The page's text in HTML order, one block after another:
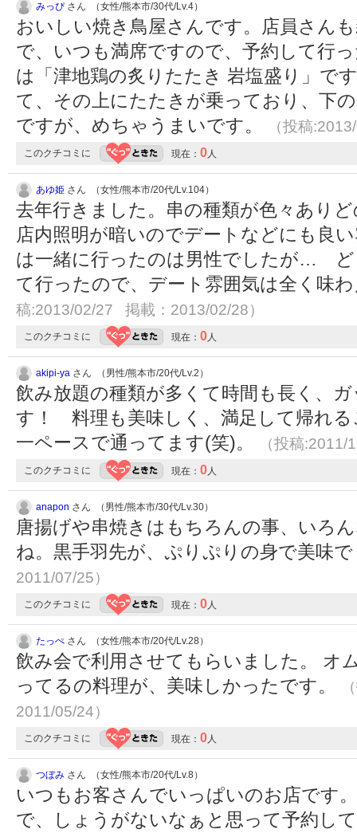
みっぴさん （女性/熊本市/30代/Lv.4）
おいしい焼き鳥屋さんです。店員さん
で、いつも満席ですので、予約して行
は「津地鶏の炙りたたき 岩塩盛り」で
て、その上にたたきが乗っており、下
ですが、めちゃうまいです。
（投稿
このクチコミに 現在： 0人
あゆ姫 さん （女性/熊本市/20代/Lv.104）
去年行きました。串の種類が色々あり
店内照明が暗いのでデートなどにも良
は一緒に行ったのは男性でしたが… ど
て行ったので、デート雰囲気は全く
稿:2013/02/27 掲載：2013/02/28）
このクチコミに 現在： 0人
akipi-ya さん （男性/熊本市/20代/Lv.2）
飲み放題の種類が多くて時間も長く、
す！ 料理も美味しく、満足して帰れ
一ペースで通ってます(笑)。
（投稿
このクチコミに 現在： 0人
anapon さん （男性/熊本市/30代/Lv.30）
唐揚げや串焼きはもちろんの事、いろ
ね。黒手羽先が、ぷりぷりの身で美味
2011/07/25）
このクチコミに 現在： 0人
たっぺ さん （女性/熊本市/20代/Lv.28）
飲み会で利用させてもらいました。 オ
ってるの料理が、美味しかったです。
2011/05/24）
このクチコミに 現在： 0人
つぼみ さん （女性/熊本市/20代/Lv.8）
いつもお客さんでいっぱいのお店です
で、しょうがないなぁと思って予約し